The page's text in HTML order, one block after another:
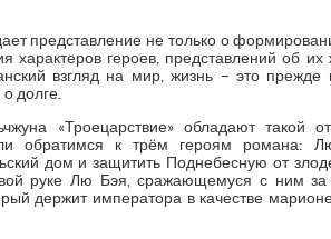
представление не только о
характеров героев, представлений об
взгляд на мир, жизнь – это прежде
долге.
«Троецарствие» обладают такой
обратимся к трём героям романа:
дом и защитить Поднебесную от
руке Лю Бэя, сражающемуся с ним
держит императора в качестве